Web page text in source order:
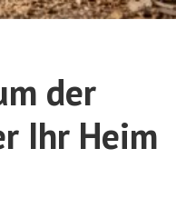
der
Ihr Heim